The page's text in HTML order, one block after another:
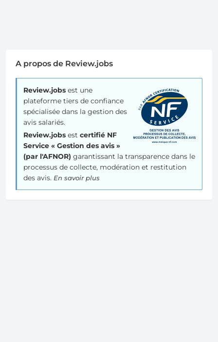
A propos de Review.jobs
Review.jobs est une
plateforme tiers de confiance
spécialisée dans la gestion des
avis salariés.
Review.jobs est certifié NF
Service « Gestion des avis »
(par l'AFNOR) garantissant la transparence dans le
processus de collecte, modération et restitution
des avis. En savoir plus